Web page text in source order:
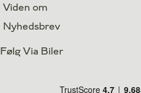
Viden om
Nyhedsbrev
Følg Via Biler